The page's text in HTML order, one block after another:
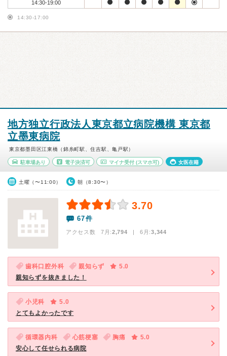
14:30-19:00
14:30-17:00
地方独立行政法人東京都立病院機構 東京都
立墨東病院
東京都墨田区江東橋（錦糸町駅、住吉駅、亀戸駅）
駐車場あり 電子決済可 マイナ受付 (スマホ可) 女医在籍
土曜（〜11:00） 朝（8:30〜）
3.70
67件
アクセス数 7月:2,794 | 6月:3,344
歯科口腔外科 親知らず
5.0
親知らずを抜きました！
小児科
5.0
とてもよかったです
循環器内科 心筋梗塞 胸痛
5.0
安心して任せられる病院